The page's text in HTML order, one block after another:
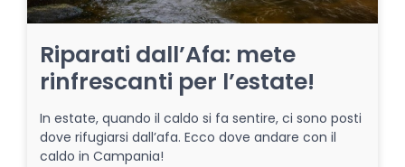
Riparati dall’Afa: mete
rinfrescanti per l’estate!
In estate, quando il caldo si fa sentire, ci sono posti
dove rifugiarsi dall’afa. Ecco dove andare con il
caldo in Campania!